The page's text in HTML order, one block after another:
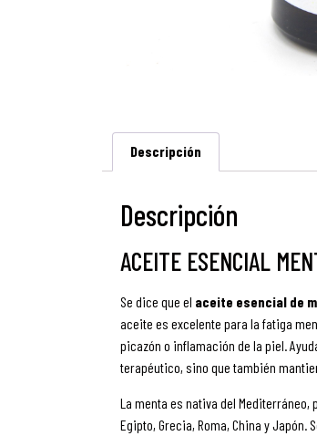
Descripción
Descripción
ACEITE ESENCIAL
Se dice que el aceite esencial de
aceite es excelente para la fatiga
picazón o inflamación de la piel.
terapéutico, sino que también
La menta es nativa del
Egipto, Grecia, Roma, China y